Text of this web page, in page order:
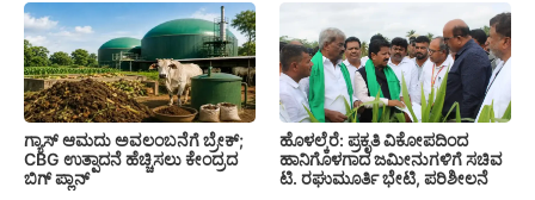
ಗ್ಯಾಸ್ ಆಮದು ಅವಲಂಬನೆಗೆ ಬ್ರೇಕ್;
CBG ಉತ್ಪಾದನೆ ಹೆಚ್ಚಿಸಲು ಕೇಂದ್ರದ
ಬಿಗ್ ಪ್ಲಾನ್
ಹೊಳಲ್ಕೆರೆ: ಪ್ರಕೃತಿ ವಿಕೋಪದಿಂದ
ಹಾನಿಗೊಳಗಾದ ಜಮೀನುಗಳಿಗೆ ಸಚಿವ
ಟಿ. ರಘುಮೂರ್ತಿ ಭೇಟಿ, ಪರಿಶೀಲನೆ